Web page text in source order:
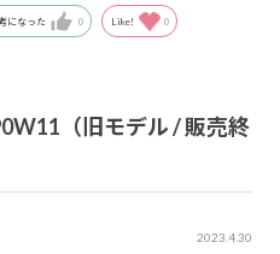
になった 0 Like! 0
（旧モデル / 販売終
2023.4.30